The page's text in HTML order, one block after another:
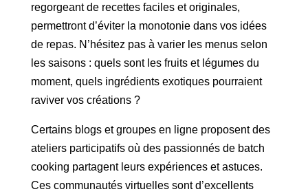
regorgeant de recettes faciles et originales,
permettront d’éviter la monotonie dans vos idées
de repas. N’hésitez pas à varier les menus selon
les saisons : quels sont les fruits et légumes du
moment, quels ingrédients exotiques pourraient
raviver vos créations ?
Certains blogs et groupes en ligne proposent des
ateliers participatifs où des passionnés de batch
cooking partagent leurs expériences et astuces.
Ces communautés virtuelles sont d’excellents